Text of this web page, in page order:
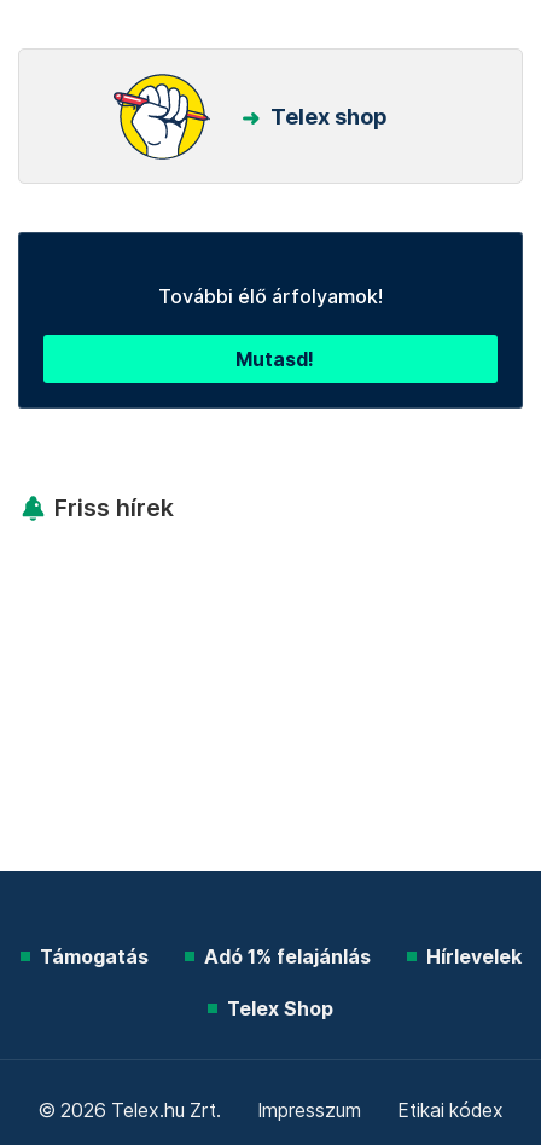
Telex shop
További élő árfolyamok!
Mutasd!
Friss hírek
Támogatás Adó 1% felajánlás Hírlevelek
Telex Shop
© 2026 Telex.hu Zrt. Impresszum Etikai kódex